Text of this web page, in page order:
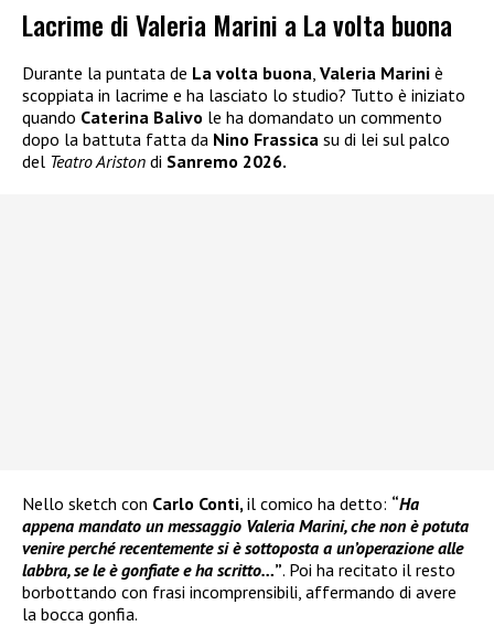
Lacrime di Valeria Marini a La volta buona
Durante la puntata de La volta buona Valeria Marini è
scoppiata in lacrime e ha lasciato lo studio? Tutto è iniziato
quando Caterina Balivo le ha domandato un commento
dopo la battuta fatta da Nino Frassica su di lei sul palco
del Teatro Ariston di Sanremo 2026.
Nello sketch con Carlo Conti, il comico ha detto: “Ha
appena mandato un messaggio Valeria Marini, che non è potuta
venire perché recentemente si è sottoposta a un’operazione alle
labbra, se le è gonfiate e ha scritto…”. Poi ha recitato il resto
borbottando con frasi incomprensibili, affermando di avere
la bocca gonfia.